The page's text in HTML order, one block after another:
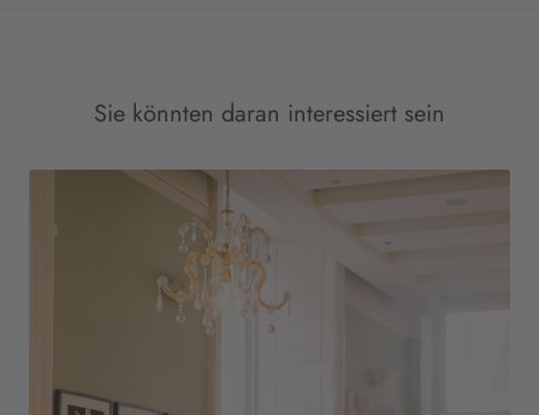
Sie könnten daran interessiert sein